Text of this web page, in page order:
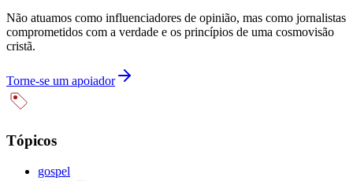
Não atuamos como influenciadores de opinião, mas como jornalistas
comprometidos com a verdade e os princípios de uma cosmovisão
cristã.
Torne-se um apoiador
Tópicos
gospel